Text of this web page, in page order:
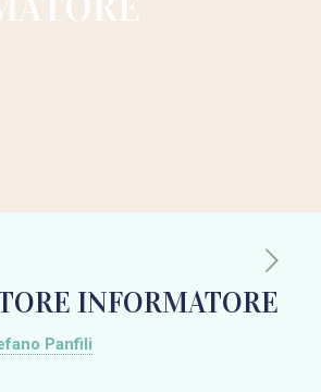
INFORMATORE
Panfili